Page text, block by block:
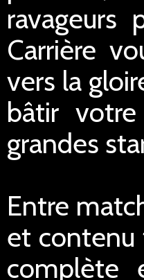
ravageurs
Carrière
vers la
bâtir
grandes
Entre
et contenu
complète